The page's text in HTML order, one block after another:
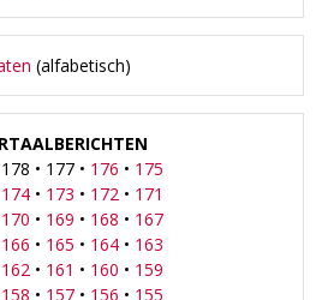
(alfabetisch)
• 177 • 176 • 175
174• 173 • 172 • 171
170 • 169 • 168 • 167
166 • 165 • 164• 163
162 • 161 • 160 • 159
158 • 157• 156 • 155